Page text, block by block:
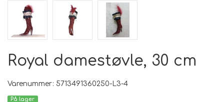
Royal damestøvle, 30 cm
Varenummer: 5713491360250-L3-4
På lager